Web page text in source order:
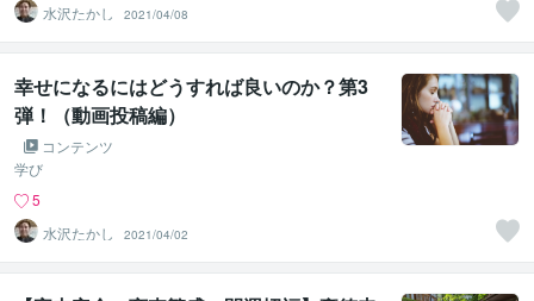
水沢たかし
2021/04/08
幸せになるにはどうすれば良いのか？第3
弾！（動画投稿編）
コンテンツ
学び
5
水沢たかし
2021/04/02